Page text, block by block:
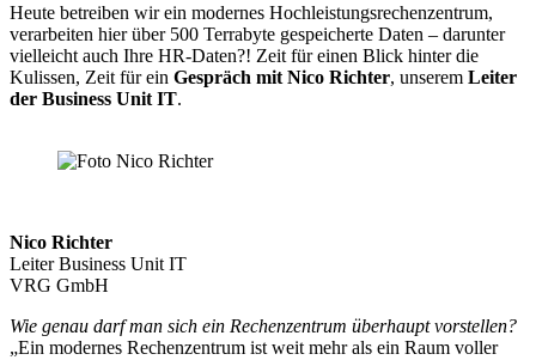
Heute betreiben wir ein modernes Hochleistungsrechenzentrum,
verarbeiten hier über 500 Terrabyte gespeicherte Daten – darunter
vielleicht auch Ihre HR-Daten?! Zeit für einen Blick hinter die
Kulissen, Zeit für ein Gespräch mit Nico Richter, unserem Leiter
der Business Unit IT.
Nico Richter
Leiter Business Unit IT
VRG GmbH
Wie genau darf man sich ein Rechenzentrum überhaupt vorstellen?
„Ein modernes Rechenzentrum ist weit mehr als ein Raum voller